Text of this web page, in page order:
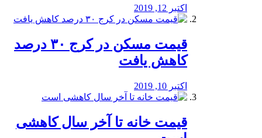
اکتبر 12, 2019
️قیمت مسکن در کرج ۳۰ درصد
کاهش یافت
اکتبر 10, 2019
قیمت خانه تا آخر سال کاهشی